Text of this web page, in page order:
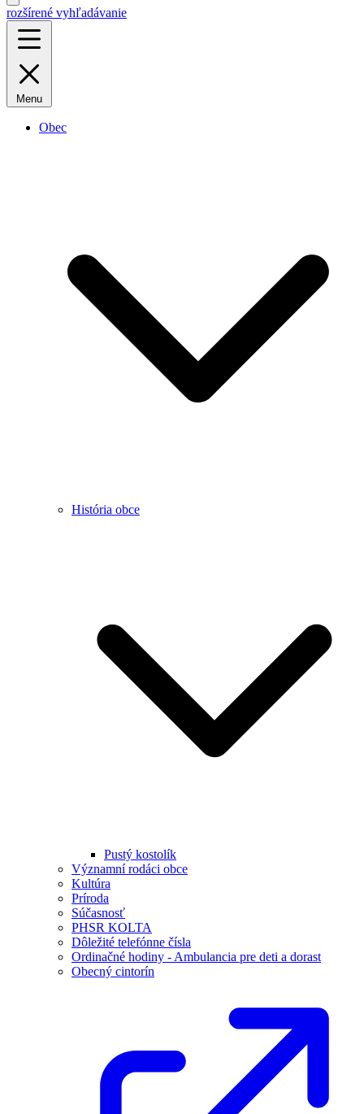
rozšírené vyhľadávanie
Menu
Obec
História obce
Pustý kostolík
Významní rodáci obce
Kultúra
Príroda
Súčasnosť
PHSR KOLTA
Dôležité telefónne čísla
Ordinačné hodiny - Ambulancia pre deti a dorast
Obecný cintorín